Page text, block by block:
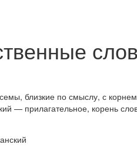
близкие по смыслу, с корнем
— прилагательное, корень